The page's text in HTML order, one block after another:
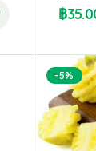
฿
-5%